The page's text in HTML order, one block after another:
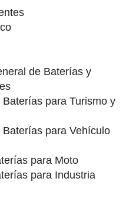
de Baterías y
Baterías para Turismo y
Baterías para Vehículo
para Moto
para Industria